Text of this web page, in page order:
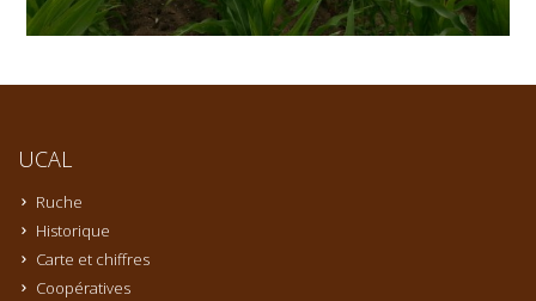
UCAL
Ruche
Historique
Carte et chiffres
Coopératives